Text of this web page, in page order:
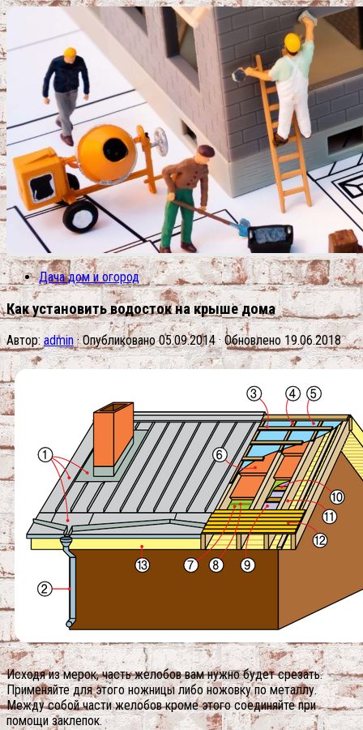
Дача дом и огород
Как установить водосток на крыше дома
Автор:admin · Опубликовано05.09.2014· Обновлено 19.06.2018
Исходя из мерок, часть желобов вам нужно будет срезать.
Применяйте для этого ножницы либо ножовку по металлу.
Между собой части желобов кроме этого соединяйте при
помощи заклепок.